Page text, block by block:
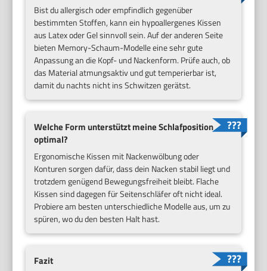
Bist du allergisch oder empfindlich gegenüber
bestimmten Stoffen, kann ein hypoallergenes Kissen
aus Latex oder Gel sinnvoll sein. Auf der anderen Seite
bieten Memory-Schaum-Modelle eine sehr gute
Anpassung an die Kopf- und Nackenform. Prüfe auch, ob
das Material atmungsaktiv und gut temperierbar ist,
damit du nachts nicht ins Schwitzen gerätst.
Welche Form unterstützt meine Schlafposition
optimal?
Ergonomische Kissen mit Nackenwölbung oder
Konturen sorgen dafür, dass dein Nacken stabil liegt und
trotzdem genügend Bewegungsfreiheit bleibt. Flache
Kissen sind dagegen für Seitenschläfer oft nicht ideal.
Probiere am besten unterschiedliche Modelle aus, um zu
spüren, wo du den besten Halt hast.
Fazit